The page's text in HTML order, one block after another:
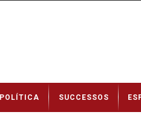
POLÍTICA SUCCESSOS